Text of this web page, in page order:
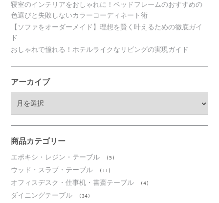
寝室のインテリアをおしゃれに！ベッドフレームのおすすめの
色選びと失敗しないカラーコーディネート術
【ソファをオーダーメイド】理想を賢く叶えるための徹底ガイ
ド
おしゃれで憧れる！ホテルライクなリビングの実現ガイド
アーカイブ
ブ
商品カテゴリー
エポキシ・レジン・テーブル (5)
ウッド・スラブ・テーブル (11)
オフィスデスク・仕事机・書斎テーブル (4)
ダイニングテーブル (34)